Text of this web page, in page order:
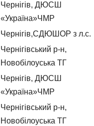
Чернігів, ДЮСШ
«Україна»ЧМР
Чернігів,СДЮШОР з л.с.
Чернігівський р-н,
Новобілоуська ТГ
Чернігів, ДЮСШ
«Україна»ЧМР
Чернігівський р-н,
Новобілоуська ТГ